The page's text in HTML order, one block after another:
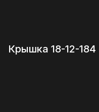
Крышка 18-12-184